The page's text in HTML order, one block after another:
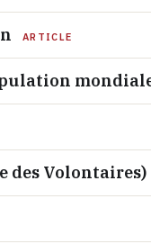
ARTICLE
des Volontaires)